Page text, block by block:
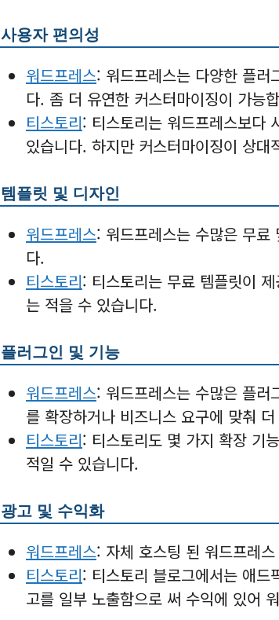
사용자 편의성
워드프레스: 워드프레스는 다양한 플러
다. 좀 더 유연한 커스터마이징이 가능
티스토리: 티스토리는 워드프레스보다
있습니다. 하지만 커스터마이징이 상대
템플릿 및 디자인
워드프레스: 워드프레스는 수많은 무료
다.
티스토리: 티스토리는 무료 템플릿이
는 적을 수 있습니다.
플러그인 및 기능
워드프레스: 워드프레스는 수많은 플
를 확장하거나 비즈니스 요구에 맞춰
티스토리: 티스토리도 몇 가지 확장 기
적일 수 있습니다.
광고 및 수익화
워드프레스: 자체 호스팅 된 워드프레
티스토리: 티스토리 블로그에서는 애
고를 일부 노출함으로 써 수익에 있어